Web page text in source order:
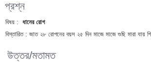
প্রশ্ন
বিষয় :
ধানের রোগ
বিস্তারিত : জাত ২৮ রোপনের বয়স ২৫ দিন মাজে মাজে গুছি মারা যায়
উত্তর/মতামত